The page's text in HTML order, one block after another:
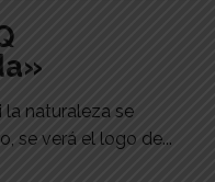
la naturaleza se
se verá el logo de...